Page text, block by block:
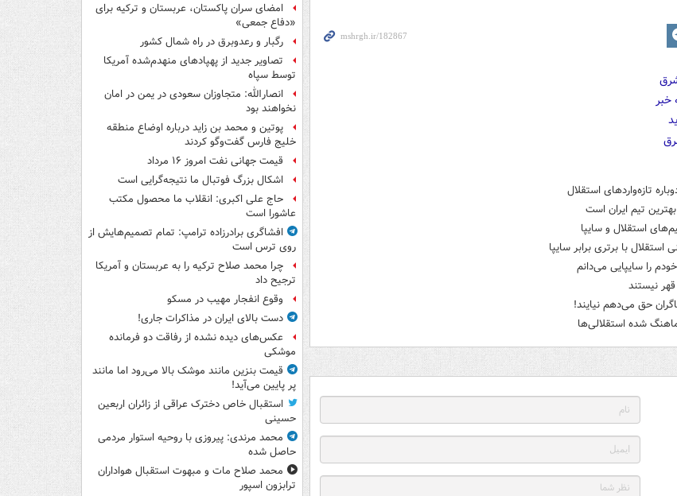
تازه‌واردهای استقلال
تیم ایران است
استقلال و سایپا
با برتری برابر سایپا
را سایپایی می‌دانم
نیستند
حق می‌دهم نیایند!
شده استقلالی‌ها
امضای سران پاکستان، عربستان و ترکیه برای
«دفاع جمعی»
رگبار و رعدوبرق در راه شمال کشور
تصاویر جدید از پهپادهای منهدم‌شده آمریکا
توسط سپاه
انصارالله: متجاوزان سعودی در یمن در امان
نخواهند بود
پوتین و محمد بن زاید درباره اوضاع منطقه
خلیج فارس گفت‌وگو کردند
قیمت جهانی نفت امروز ۱۶ مرداد
اشکال بزرگ فوتبال ما نتیجه‌گرایی است
حاج علی اکبری: انقلاب ما محصول مکتب
عاشورا است
افشاگری برادرزاده ترامپ: تمام تصمیم‌هایش از
روی ترس است
چرا محمد صلاح ترکیه را به عربستان و آمریکا
ترجیح داد
وقوع انفجار مهیب در مسکو
دست بالای ایران در مذاکرات جاری!
عکس‌های دیده نشده از رفاقت دو فرمانده‌
موشکی
قیمت بنزین مانند موشک بالا می‌رود اما مانند
پر پایین می‌آید!
استقبال خاص دخترک عراقی از زائران اربعین
حسینی
محمد مرندی: پیروزی با روحیه استوار مردمی
حاصل شده
محمد صلاح مات و مبهوت استقبال هواداران
ترابزون اسپور